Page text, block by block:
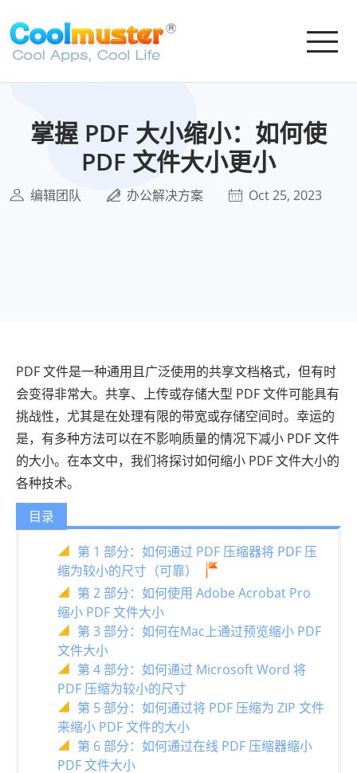
掌握 PDF 大小缩小：如何使
PDF 文件大小更小
编辑团队 办公解决方案 Oct 25, 2023
PDF 文件是一种通用且广泛使用的共享文档格式，但有时
会变得非常大。共享、上传或存储大型 PDF 文件可能具有
挑战性，尤其是在处理有限的带宽或存储空间时。幸运的
是，有多种方法可以在不影响质量的情况下减小 PDF 文件
的大小。在本文中，我们将探讨如何缩小 PDF 文件大小的
各种技术。
目录
第 1 部分：如何通过 PDF 压缩器将 PDF 压
缩为较小的尺寸（可靠）
第 2 部分：如何使用 Adob​​e Acrobat Pro
缩小 PDF 文件大小
第 3 部分：如何在Mac上通过预览缩小 PDF
文件大小
第 4 部分：如何通过 Microsoft Word 将
PDF 压缩为较小的尺寸
第 5 部分：如何通过将 PDF 压缩为 ZIP 文件
来缩小 PDF 文件的大小
第 6 部分：如何通过在线 PDF 压缩器缩小
PDF 文件大小